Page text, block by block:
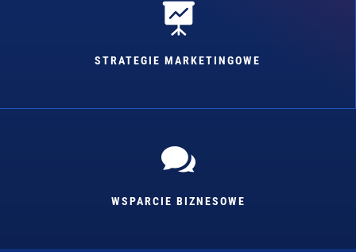

STRATEGIE MARKETINGOWE

WSPARCIE BIZNESOWE